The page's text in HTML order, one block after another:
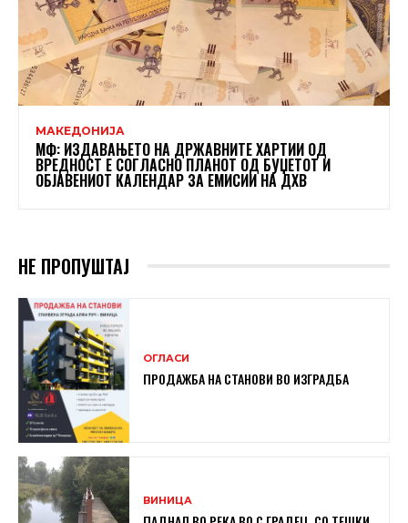
МАКЕДОНИЈА
МФ: ИЗДАВАЊЕТО НА ДРЖАВНИТЕ ХАРТИИ ОД
ВРЕДНОСТ Е СОГЛАСНО ПЛАНОТ ОД БУЏЕТОТ И
ОБЈАВЕНИОТ КАЛЕНДАР ЗА ЕМИСИИ НА ДХВ
НЕ ПРОПУШТАЈ
ОГЛАСИ
ПРОДАЖБА НА СТАНОВИ ВО ИЗГРАДБА
ВИНИЦА